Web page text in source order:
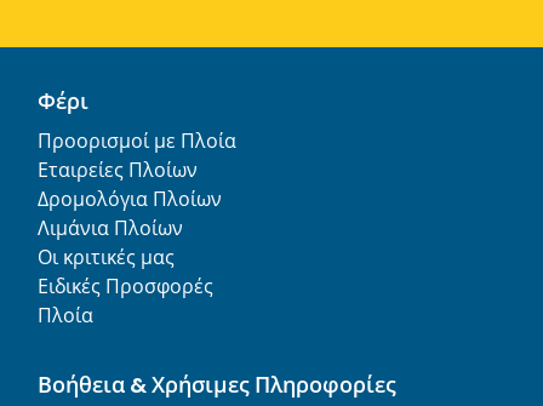
Φέρι
Προορισμοί με Πλοία
Εταιρείες Πλοίων
Δρομολόγια Πλοίων
Λιμάνια Πλοίων
Οι κριτικές μας
Ειδικές Προσφορές
Πλοία
Βοήθεια & Χρήσιμες Πληροφορίες